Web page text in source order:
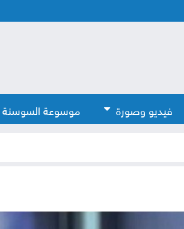
فيديو وصورة موسوعة السوسنة